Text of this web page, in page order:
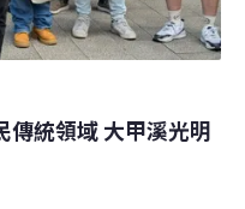
傳統領域 大甲溪光明